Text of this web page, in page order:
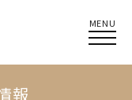
MENU
報